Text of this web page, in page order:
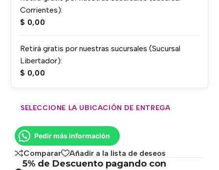
Corrientes):
$ 0,00
Retirá gratis por nuestras sucursales (Sucursal
Libertador):
$ 0,00
SELECCIONE LA UBICACIÓN DE ENTREGA
Pedir más información
Comparar Añadir a la lista de deseos
5% de Descuento pagando con